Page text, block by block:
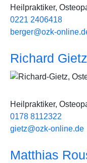
Heilpraktiker,
0221 2406418
berger@ozk-
Richard Gietz
Bild
Heilpraktiker,
0178 8112322
gietz@ozk-online.de
Matthias